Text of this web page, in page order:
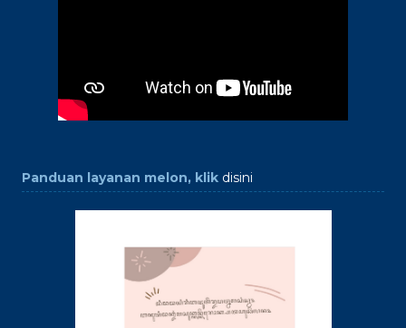
Panduan layanan melon, klik disini